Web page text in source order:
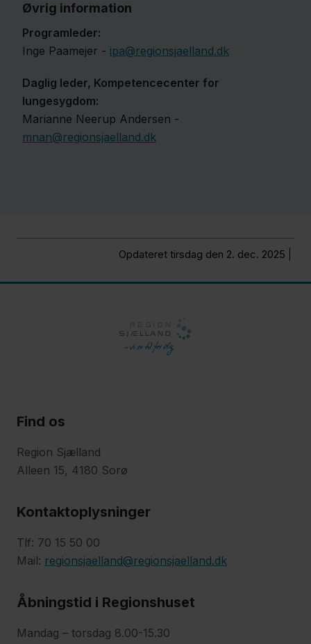
Øvrig information
Programleder:
Inge Paamejer - ipa@regionsjaelland.dk
Daglig leder, Kompetencecenter for
lungesygdom:
Marianne Neerup Andersen -
mnan@regionsjaelland.dk
Opdateret tirsdag den 2. dec. 2025
Find os
Region Sjælland
Alleen 15, 4180 Sorø
Kontaktoplysninger
Tlf: 70 15 50 00
Mail: regionsjaelland@regionsjaelland.dk
Åbningstid i Regionshuset
Mandag – torsdag 8.00-15.30